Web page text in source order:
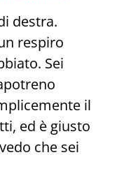
destra.
respiro
Sei
il
ed è giusto
che sei